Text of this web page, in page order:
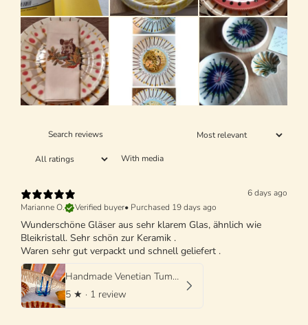
With media
6 days ago
Marianne O.
Verified buyer• Purchased 19 days ago
Wunderschöne Gläser aus sehr klarem Glas, ähnlich wie
Bleikristall. Sehr schön zur Keramik .
Waren sehr gut verpackt und schnell geliefert .
Handmade Venetian Tumbler Glass | Italian Mouth-Blown Glass
5 ★ · 1 review